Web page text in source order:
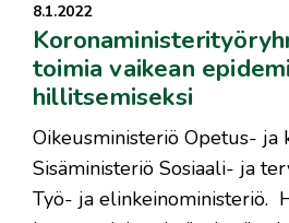
8.1.2022
toimia vaikean
hillitsemiseksi
Oikeusministeriö Opetus-
Sisäministeriö Sosiaali- ja
Työ- ja elinkeinoministeriö.